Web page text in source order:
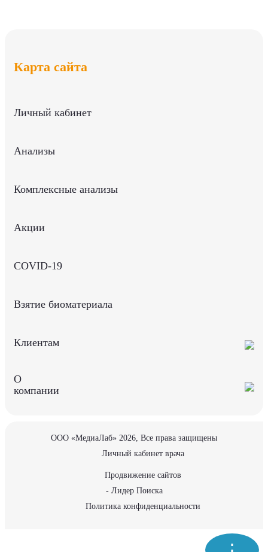
Карта сайта
Личный кабинет
Анализы
Комплексные анализы
Акции
COVID-19
Взятие биоматериала
Клиентам
О
компании
ООО «МедиаЛаб» 2026, Все права защищены
Личный кабинет врача
Продвижение сайтов
- Лидер Поиска
Политика конфиденциальности